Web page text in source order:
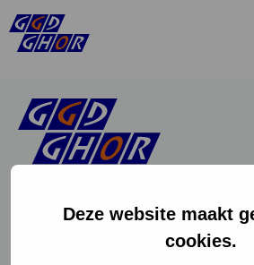
Deze website maakt
cookies.
Instagram